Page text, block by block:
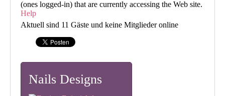
(ones logged-in) that are currently accessing the Web site.
Help
Aktuell sind 11 Gäste und keine Mitglieder online
Nails Designs